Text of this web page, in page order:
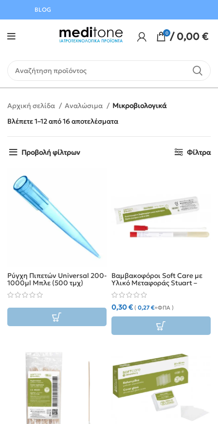
BLOG
0 / 0,00€
Αρχική σελίδα Αναλώσιμα
Μικροβιολογικά
Βλέπετε 1–12 από 16 αποτελέσματα
Προβολή φίλτρων Φίλτρα
Ρύγχη Πιπετών Universal 200-
1000μl Μπλε (500 τμχ)
Βαμβακοφόροι Soft Care με
Υλικό Μεταφοράς Stuart –
Αποστειρωμένοι (1 τεμ.)
0,30€ ( 0,27€+ΦΠΑ )
Αυγούστου